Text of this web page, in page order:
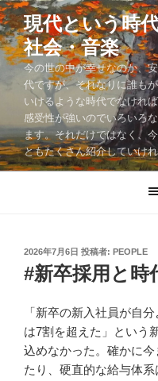
コ
ン
テ
ン
ツ
キ
ッ
現代という時
社会・音楽
今の世の中が幸せなのか、
代ですが、それなりに誰も
いけるような時代でなけれ
感受性が強いのでいろいろ
ます。それだけではなく、
ともたくさん紹介していけ
投
稿
日:
2026年7月6日 投稿者: PEOPLE
#新卒採用と時
「新卒の新入社員が自
は7割を超えた」という
込めなかった。確かに
たり、硬直的な給与体